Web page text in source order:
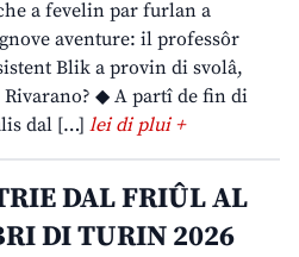
a fevelin par furlan a
aventure: il professôr
Blik a provin di svolâ,
◆ A partî de fin di
dal […] lei di plui +
DAL FRIÛL AL
DI TURIN 2026